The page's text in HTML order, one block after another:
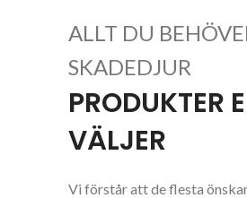
ALLT DU
SKADEDJUR
PRODUKTER
VÄLJER
Vi förstår att de flesta